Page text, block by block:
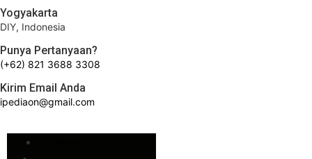
Yogyakarta
DIY, Indonesia
Punya Pertanyaan?
(+62) 821 3688 3308
Kirim Email Anda
ipediaon@gmail.com